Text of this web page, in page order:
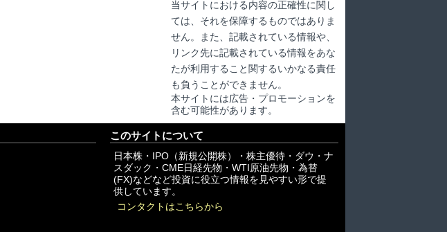
当サイトにおける内容の正確性に関し
ては、それを保障するものではありま
せん。また、記載されている情報や、
リンク先に記載されている情報をあな
たが利用すること関するいかなる責任
も負うことができません。
本サイトには広告・プロモーションを
含む可能性があります。
このサイトについて
日本株・IPO（新規公開株）・株主優待・ダウ・ナ
スダック・CME日経先物・WTI原油先物・為替
(FX)などなど投資に役立つ情報を見やすい形で提
供しています。
コンタクトはこちらから